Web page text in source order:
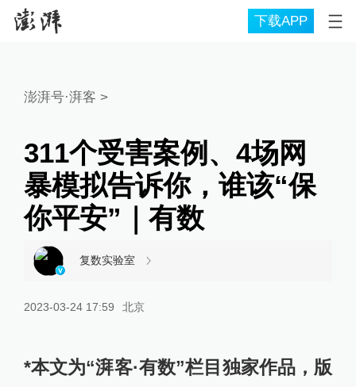
下载APP
澎湃号·湃客 >
311个受害案例、4场网
暴模拟告诉你，谁该“保
你平安”｜有数
复数实验室
2023-03-24 17:59 北京
*本文为“湃客·有数”栏目独家作品，版